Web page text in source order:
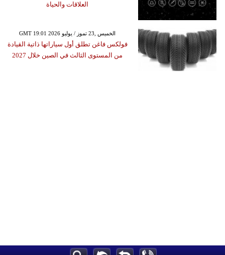
العلاقات والحياة
GMT 19:01 2026 الخميس ,23 تموز / يوليو
فولكس فاغن تطلق أول سياراتها ذاتية القيادة
من المستوى الثالث في الصين خلال 2027